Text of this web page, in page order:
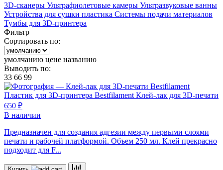
3D-сканеры Ультрафиолетовые камеры Ультразвуковые ванны
Устройства для сушки пластика Системы подачи материалов
Тумбы для 3D-принтера
Фильтр
Сортировать по:
умолчанию цене названию
Выводить по:
33 66 99
Пластик для 3D-принтера Bestfilament Клей-лак для 3D-печати
650 ₽
В наличии
Предназначен для создания адгезии между первыми слоями
печати и рабочей платформой. Объем 250 мл. Клей прекрасно
подходит для F...